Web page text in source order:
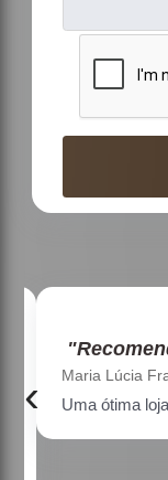
Maria Lúcia
Uma ótima
‹